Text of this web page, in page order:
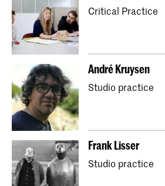
Critical Practice
André Kruysen
Studio practice
Frank Lisser
Studio practice